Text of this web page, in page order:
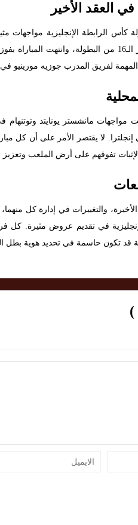
في العقد الأخير
المهمة لفريق المدرب جوزيه مورينيو
مواجهات مانشستر يونايتد
في إنجلترا. لا يقتصر الأمر على أن
تفوقهم على أرض الملعب وتعزيز
والتغييرات في إدارة كل
في تقديم عروض مثيرة. كل
قد تكون حاسمة في تحديد هوية بطل